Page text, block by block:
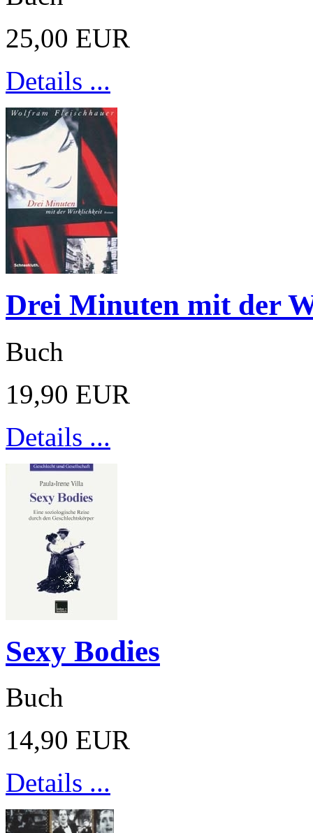
25,00 EUR
Details ...
Drei Minuten mit der
Buch
19,90 EUR
Details ...
Sexy Bodies
Buch
14,90 EUR
Details ...